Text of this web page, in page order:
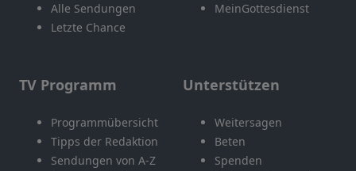
Alle Sendungen
Letzte Chance
MeinGottesdienst
TV Programm
Programmübersicht
Tipps der Redaktion
Sendungen von A-Z
Unterstützen
Weitersagen
Beten
Spenden